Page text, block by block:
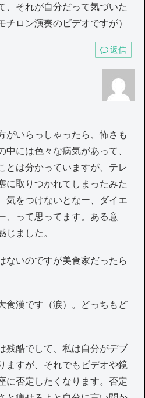
、それが自分だって気づいた
ロン演奏のビデオですが）
返信
いらっしゃったら、怖さも
中には色々な病気があって、
とは分かっていますが、テレ
に取りつかれてしまったみた
気をつけないとなー、ダイエ
、って思ってます。ある意
じました。
ないのですが美食家だったら
漢です（涙）。どっちもど
残酷でして、私は自分がデブ
ますが、それでもビデオや鏡
に否定したくなります。否定